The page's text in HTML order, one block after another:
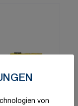
von